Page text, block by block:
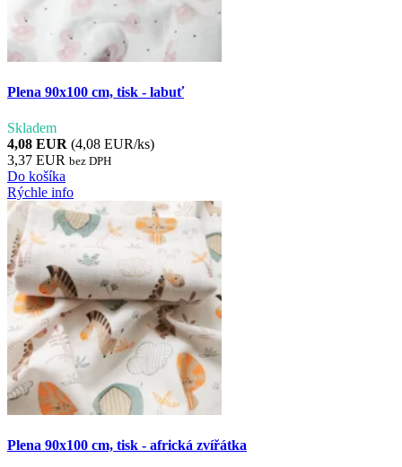
Plena 90x100 cm, tisk - labuť
Skladem
4,08 EUR (4,08 EUR/ks)
3,37 EUR bez DPH
Do košíka
Rýchle info
Plena 90x100 cm, tisk - africká zvířátka